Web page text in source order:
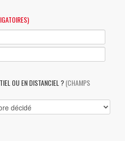
OU EN DISTANCIEL ?(CHAMPS